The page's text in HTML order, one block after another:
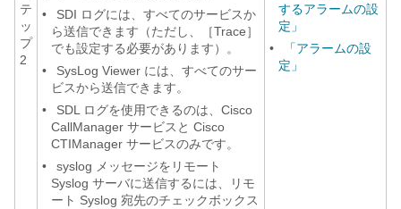
テ
ッ
プ
2
•
SDI ログには、すべてのサービスか
ら送信できます（ただし、［Trace］
でも設定する必要があります）。
•
SysLog Viewer には、すべてのサー
ビスから送信できます。
•
SDL ログを使用できるのは、Cisco
CallManager サービスと Cisco
CTIManager サービスのみです。
•
syslog メッセージをリモート
Syslog サーバに送信するには、リモ
ート Syslog 宛先のチェックボックス
するアラームの設
定」
•
「アラームの設
定」